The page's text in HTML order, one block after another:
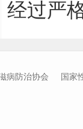
经过严
病防治协会 国家